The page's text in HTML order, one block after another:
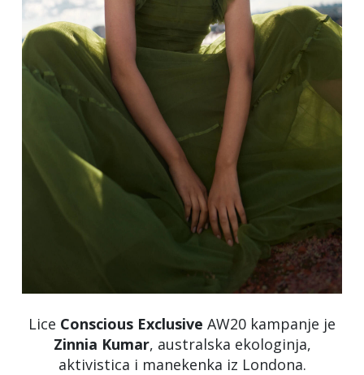
Lice Conscious Exclusive AW20 kampanje je
Zinnia Kumar, australska ekologinja,
aktivistica i manekenka iz Londona.